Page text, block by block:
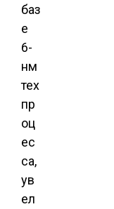
баз
е
6-
нм
тех
пр
оц
ес
са,
ув
ел